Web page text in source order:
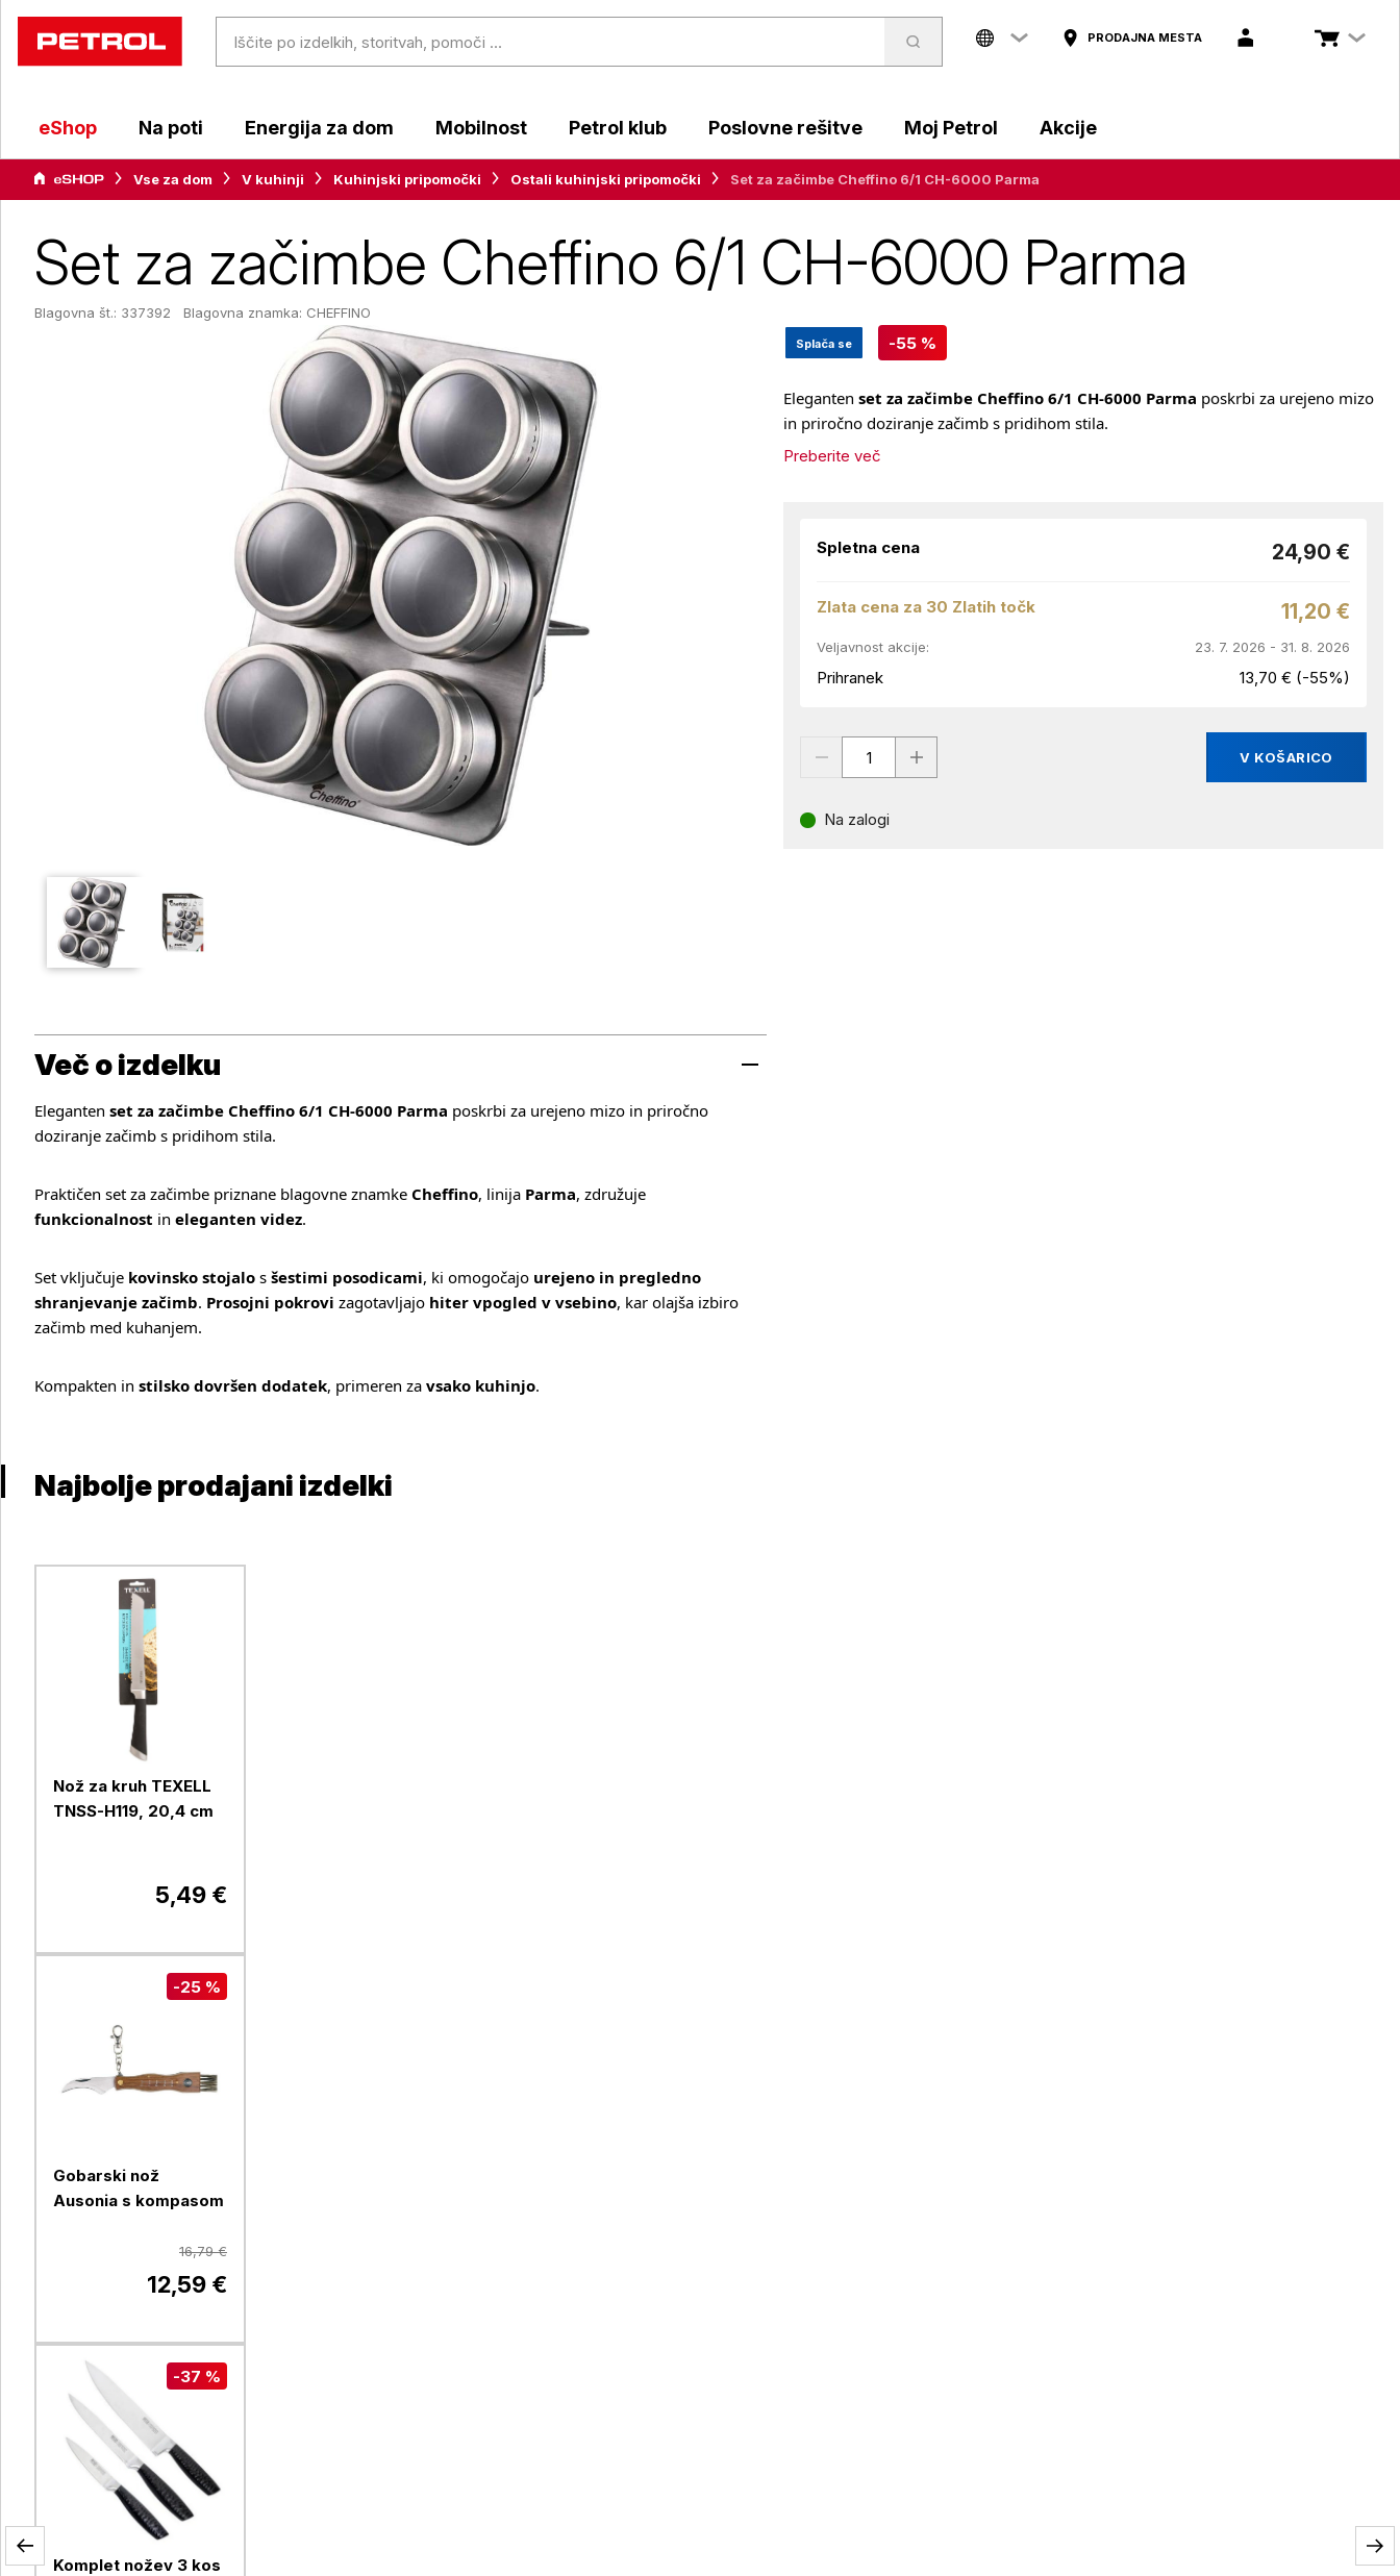
PRODAJNA MESTA
eShop Na poti Energija za dom Mobilnost Petrol klub Poslovne rešitve Moj Petrol Akcije
Vse za dom V kuhinji Kuhinjski pripomočki Ostali kuhinjski pripomočki Set za začimbe Cheffino 6/1 CH-6000 Parma
Set za začimbe Cheffino 6/1 CH-6000 Parma
Blagovna št.: 337392 Blagovna znamka: CHEFFINO
Splača se -55 %
Elegantenset za začimbe Cheffino 6/1 CH-6000 Parma poskrbi za urejeno mizo
in priročno doziranje začimb s pridihom stila.
Preberite več
Spletna cena 24,90 €
Zlata cena za 30 Zlatih točk 11,20 €
Veljavnost akcije: 23. 7. 2026 - 31. 8. 2026
Prihranek 13,70 € (-55%)
V KOŠARICO
Na zalogi
Več o izdelku
Eleganten set za začimbe Cheffino 6/1 CH-6000 Parma poskrbi za urejeno mizo in priročno
doziranje začimb s pridihom stila.
Praktičen set za začimbe priznane blagovne znamke Cheffino, linija Parma, združuje
funkcionalnost in eleganten videz.
Set vključuje kovinsko stojalo s šestimi posodicami, ki omogočajo urejeno in pregledno
shranjevanje začimb. Prosojni pokrovi zagotavljajo hiter vpogled v vsebino, kar olajša izbiro
začimb med kuhanjem.
Kompakten in stilsko dovršen dodatek, primeren za vsako kuhinjo.
Najbolje prodajani izdelki
Nož za kruh TEXELL
TNSS-H119, 20,4 cm
5,49 €
-25 %
Gobarski nož
Ausonia s kompasom
16,79 €
12,59 €
-37 %
Komplet nožev 3 kos